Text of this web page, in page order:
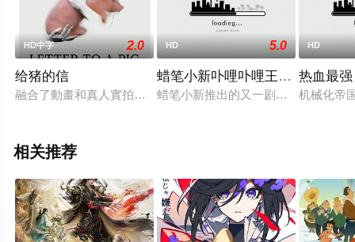
HD中字 2.0
给猪的信
融合了動畫和真人實拍，從不相同的視角，描述同一故事的。
HD 5.0
蜡笔小新卟哩卟哩王国的秘密宝
蜡笔小新推出的又一剧场版。这次
HD
热血最强
机械化帝
相关推荐